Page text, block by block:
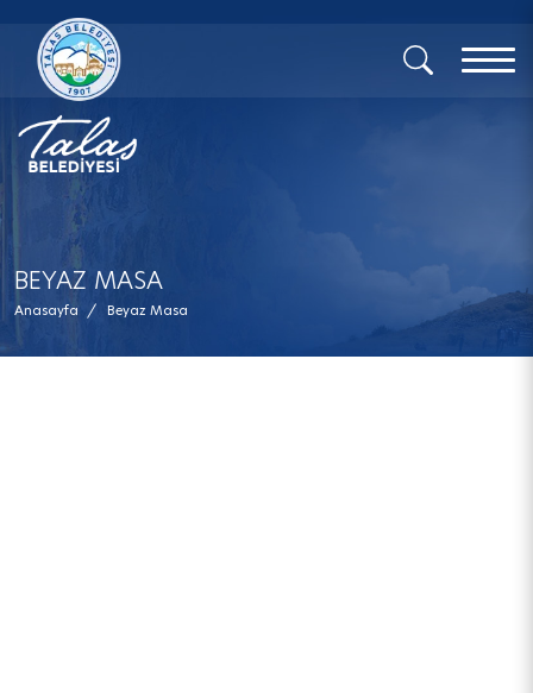
x
BEYAZ MASA
Anasayfa / Beyaz Masa